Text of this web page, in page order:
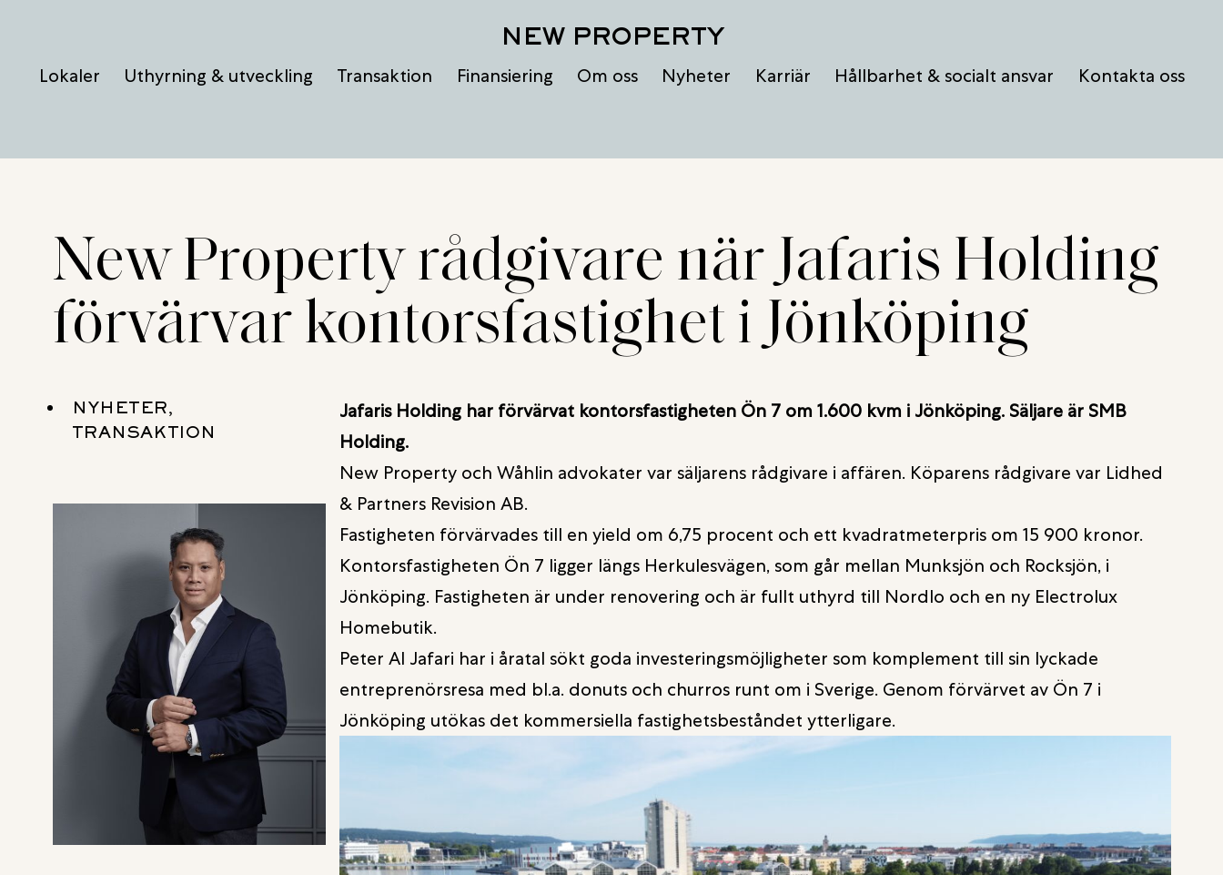
innehåll
NEW PROPERTY
Lokaler Uthyrning & utveckling Transaktion Finansiering Om oss Nyheter Karriär Hållbarhet & socialt ansvar Kontakta oss
New Property rådgivare när Jafaris Holding
förvärvar kontorsfastighet i Jönköping
NYHETER,
TRANSAKTION
Jafaris Holding har förvärvat kontorsfastigheten Ön 7 om 1.600 kvm i Jönköping. Säljare är SMB
Holding.
New Property och Wåhlin advokater var säljarens rådgivare i affären. Köparens rådgivare var Lidhed
& Partners Revision AB.
Fastigheten förvärvades till en yield om 6,75 procent och ett kvadratmeterpris om 15 900 kronor.
Kontorsfastigheten Ön 7 ligger längs Herkulesvägen, som går mellan Munksjön och Rocksjön, i
Jönköping. Fastigheten är under renovering och är fullt uthyrd till Nordlo och en ny Electrolux
Homebutik.
Peter Al Jafari har i åratal sökt goda investeringsmöjligheter som komplement till sin lyckade
entreprenörsresa med bl.a. donuts och churros runt om i Sverige. Genom förvärvet av Ön 7 i
Jönköping utökas det kommersiella fastighetsbeståndet ytterligare.